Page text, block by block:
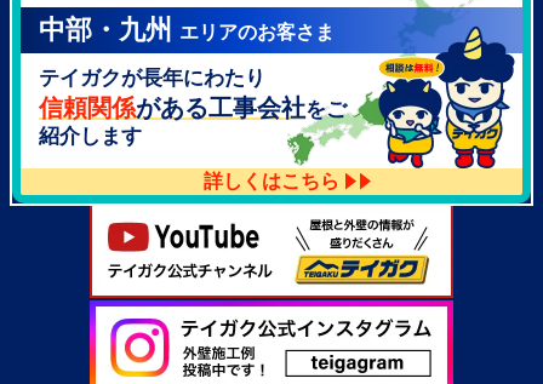
テイガク泉北・泉南店
大阪府泉北郡忠岡町高月南3-14
TEL：072-521-2637
中部・九州 エリアのお客さま
テイガクが長年にわたり
信頼関係がある工事会社をご
紹介します
詳しくはこちら